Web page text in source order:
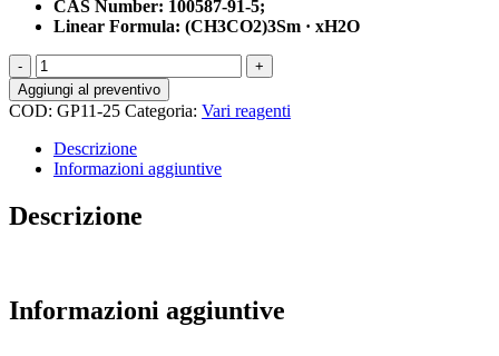
CAS Number: 100587-91-5;
Linear Formula: (CH3CO2)3Sm · xH2O
Samarium
acetate
hydrate
25g.
quantità
Aggiungi al preventivo
COD: GP11-25 Categoria: Vari reagenti
Descrizione
Informazioni aggiuntive
Descrizione
Informazioni aggiuntive